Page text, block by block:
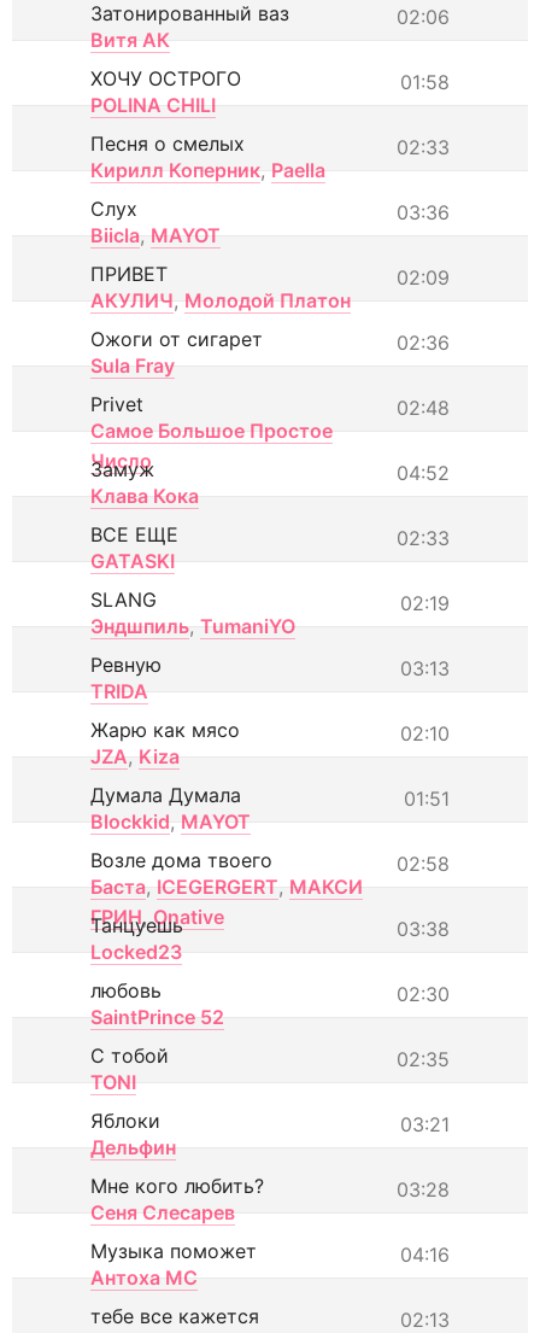
02:06
Затонированный ваз
Витя АК
01:58
ХОЧУ ОСТРОГО
POLINA CHILI
02:33
Песня о смелых
Кирилл Коперник, Paella
03:36
Слух
Biicla, MAYOT
02:09
ПРИВЕТ
АКУЛИЧ, Молодой Платон
02:36
Ожоги от сигарет
Sula Fray
02:48
Privet
Самое Большое Простое
Число
04:52
Замуж
Клава Кока
02:33
ВСЕ ЕЩЕ
GATASKI
02:19
SLANG
Эндшпиль, TumaniYO
03:13
Ревную
TRIDA
02:10
Жарю как мясо
JZA, Kiza
01:51
Думала Думала
Blockkid, MAYOT
02:58
Возле дома твоего
Баста, ICEGERGERT, МАКСИ
ГРИН, Onative 03:38
Танцуешь
Locked23
02:30
любовь
SaintPrince 52
02:35
С тобой
TONI
03:21
Яблоки
Дельфин
03:28
Мне кого любить?
Сеня Слесарев
04:16
Музыка поможет
Антоха МС
02:13
тебе все кажется